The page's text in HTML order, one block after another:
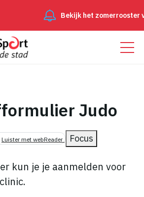
Bekijk het zomerrooster
Judo
Luister met webReader Focus
kun je je aanmelden voor